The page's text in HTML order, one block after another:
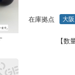
在庫拠点 大阪
【数